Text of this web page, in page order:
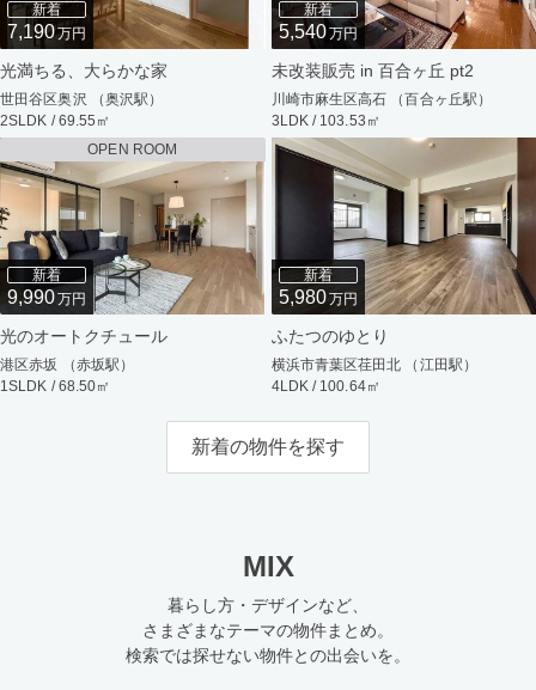
新着
7,190万円
光満ちる、大らかな家
世田谷区奥沢 （奥沢駅）
2SLDK / 69.55㎡
新着
5,540万円
未改装販売 in 百合ヶ丘 pt2
川崎市麻生区高石 （百合ヶ丘駅）
3LDK / 103.53㎡
OPEN ROOM
新着
9,990万円
光のオートクチュール
港区赤坂 （赤坂駅）
1SLDK / 68.50㎡
新着
5,980万円
ふたつのゆとり
横浜市青葉区荏田北 （江田駅）
4LDK / 100.64㎡
新着の物件を探す
MIX
暮らし方・デザインなど、
さまざまなテーマの物件まとめ。
検索では探せない物件との出会いを。